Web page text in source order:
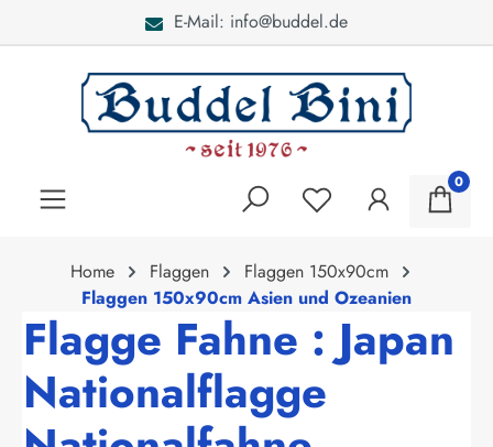
E-Mail: info@buddel.de
0
Home Flaggen
Flaggen 150x90cm
Flaggen 150x90cm Asien und Ozeanien
Flagge Fahne : Japan
Nationalflagge